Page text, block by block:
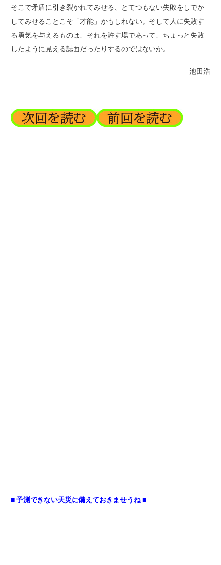
そこで矛盾に引き裂かれてみせる、とてつもない失敗をしでか
してみせることこそ「才能」かもしれない。そして人に失敗す
る勇気を与えるものは、それを許す場であって、ちょっと失敗
したように見える誌面だったりするのではないか。
池田浩
■ 予測できない天災に備えておきませうね ■